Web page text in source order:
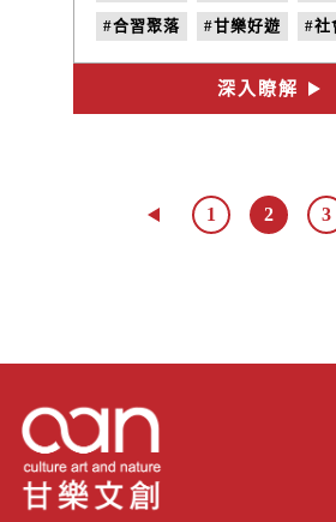
工、最有質感的篆刻、最絢
瑯，滿足每位旅人對於工藝
讓我們一起放慢腳步一起重
驗傳承傳統工藝。
#合習聚落 #甘樂好遊 #社
#三峽職人 #體驗DIY #看
深入瞭解
1 2 3